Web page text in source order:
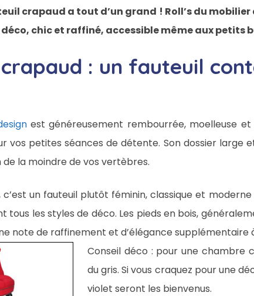
crapaud a tout d’un grand ! Roll’s du
chic et raffiné, accessible même aux petits
: un fauteuil
est généreusement rembourrée, moelleuse
vos petites séances de détente. Son dossier large
la moindre de vos vertèbres.
un fauteuil plutôt féminin, classique et
les styles de déco. Les pieds en bois,
note de raffinement et d’élégance supplémentaire
Conseil déco : pour une chambre
du gris. Si vous craquez pour une
violet seront les bienvenus.